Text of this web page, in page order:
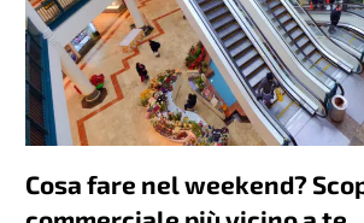
Cosa fare nel weekend?